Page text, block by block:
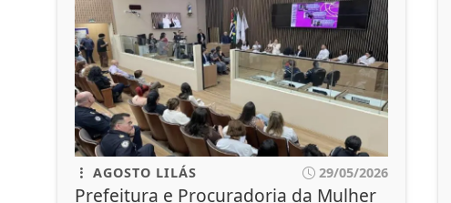
AGOSTO LILÁS 29/05/2026
Prefeitura e Procuradoria da Mulher